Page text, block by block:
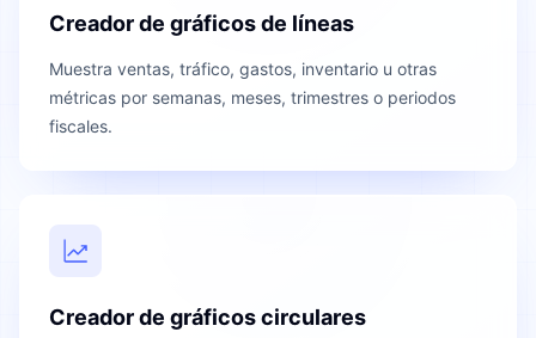
Creador de gráficos de líneas
Muestra ventas, tráfico, gastos, inventario u otras
métricas por semanas, meses, trimestres o periodos
fiscales.
Creador de gráficos circulares